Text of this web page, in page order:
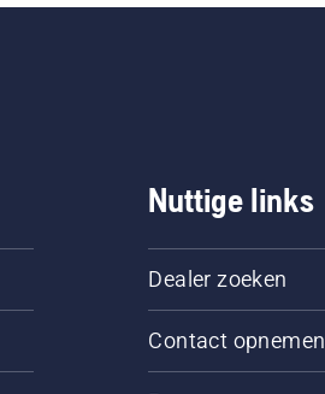
Nuttige links
Dealer zoeken
Contact opnemen